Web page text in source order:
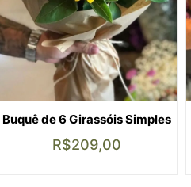
Buquê de 6 Girassóis Simples
R$209,00